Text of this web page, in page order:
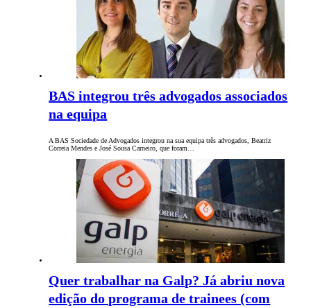
BAS integrou três advogados associados
na equipa
A BAS Sociedade de Advogados integrou na sua equipa três advogados, Beatriz
Correia Mendes e José Sousa Carneiro, que foram…
Quer trabalhar na Galp? Já abriu nova
edição do programa de trainees (com